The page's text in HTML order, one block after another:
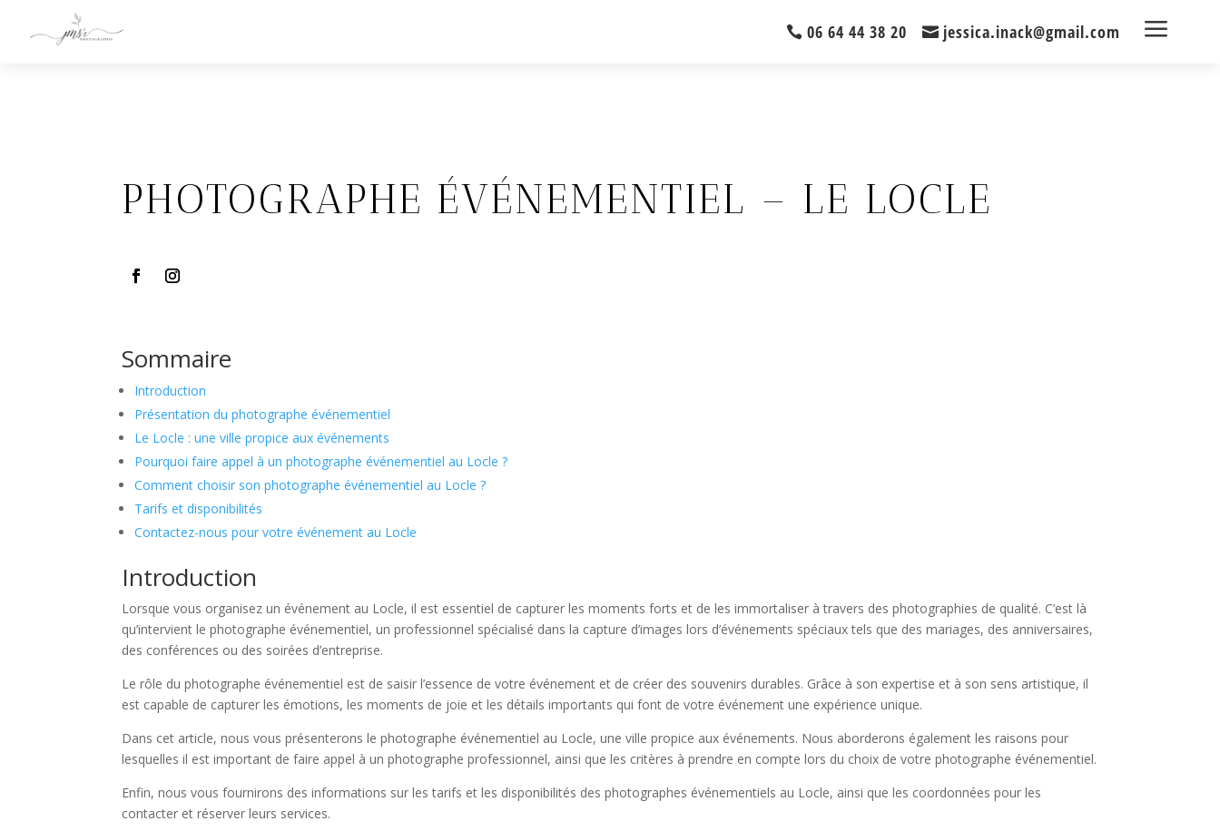
06 64 44 38 20 jessica.inack@gmail.com a
PHOTOGRAPHE ÉVÉNEMENTIEL – LE LOCLE
Sommaire
Introduction
Présentation du photographe événementiel
Le Locle : une ville propice aux événements
Pourquoi faire appel à un photographe événementiel au Locle ?
Comment choisir son photographe événementiel au Locle ?
Tarifs et disponibilités
Contactez-nous pour votre événement au Locle
Introduction
Lorsque vous organisez un événement au Locle, il est essentiel de capturer les moments forts et de les immortaliser à travers des photographies de qualité. C’est là
qu’intervient le photographe événementiel, un professionnel spécialisé dans la capture d’images lors d’événements spéciaux tels que des mariages, des anniversaires,
des conférences ou des soirées d’entreprise.
Le rôle du photographe événementiel est de saisir l’essence de votre événement et de créer des souvenirs durables. Grâce à son expertise et à son sens artistique, il
est capable de capturer les émotions, les moments de joie et les détails importants qui font de votre événement une expérience unique.
Dans cet article, nous vous présenterons le photographe événementiel au Locle, une ville propice aux événements. Nous aborderons également les raisons pour
lesquelles il est important de faire appel à un photographe professionnel, ainsi que les critères à prendre en compte lors du choix de votre photographe événementiel.
Enfin, nous vous fournirons des informations sur les tarifs et les disponibilités des photographes événementiels au Locle, ainsi que les coordonnées pour les
contacter et réserver leurs services.